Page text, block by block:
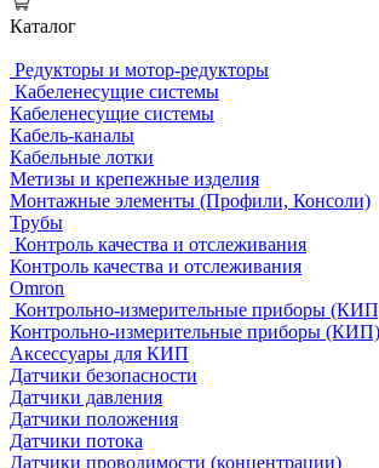
Каталог
Редукторы и мотор-редукторы
Кабеленесущие системы
Кабеленесущие системы
Кабель-каналы
Кабельные лотки
Метизы и крепежные изделия
Монтажные элементы (Профили, Консоли)
Трубы
Контроль качества и отслеживания
Контроль качества и отслеживания
Omron
Контрольно-измерительные приборы
Контрольно-измерительные приборы (КИП)
Аксессуары для КИП
Датчики безопасности
Датчики давления
Датчики положения
Датчики потока
Датчики проводимости (концентрации)